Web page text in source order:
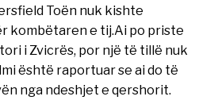
Toën nuk kishte
kombëtaren e tij.Ai po priste
i Zvicrës, por një të tillë nuk
është raportuar se ai do të
nga ndeshjet e qershorit.